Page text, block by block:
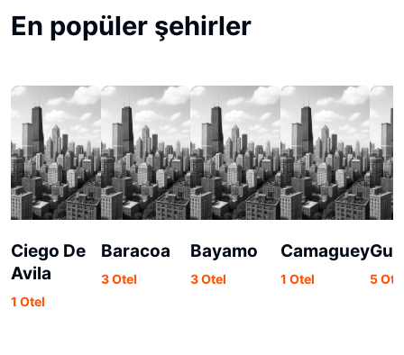
En popüler şehirler
Ciego De
Avila
1 Otel
Baracoa
3 Otel
Bayamo
3 Otel
Camaguey
1 Otel 5